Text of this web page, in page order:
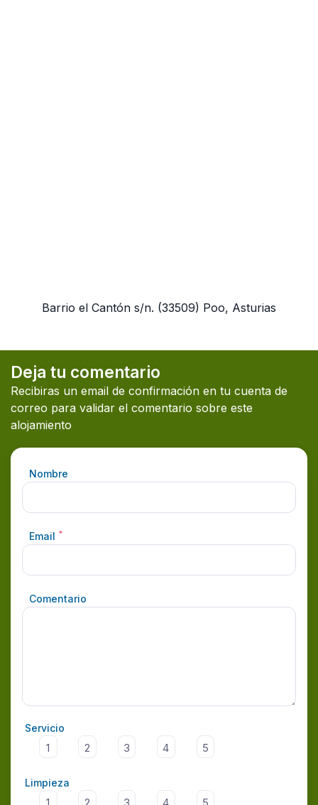
Barrio el Cantón s/n. (33509) Poo, Asturias
Deja tu comentario
Recibiras un email de confirmación en tu cuenta de
correo para validar el comentario sobre este
alojamiento
Nombre
Email *
Comentario
Servicio
1 2 3 4 5
Limpieza